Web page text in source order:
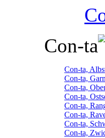
Con-ta
Con-ta,
Con-ta,
Con-ta,
Con-ta,
Con-ta,
Con-ta,
Con-ta,
Con-ta,